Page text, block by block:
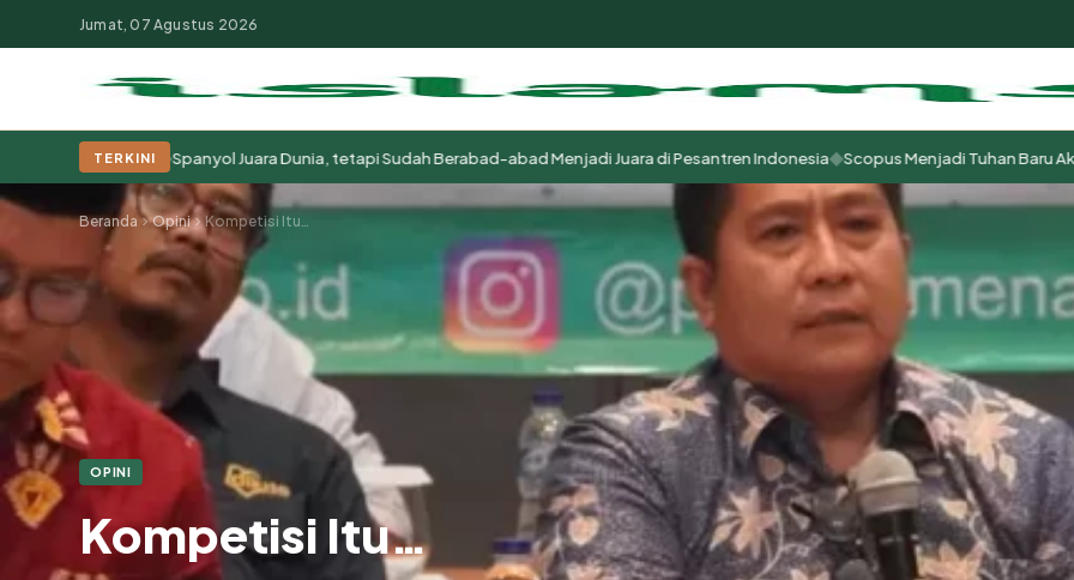
Populer:Moderasi Beragama Khutbah JumatPesantrenTokoh Islam
Jumat, 07 Agustus 2026
TERKINI
◆Spanyol Juara Dunia, tetapi Sudah Berabad-abad Menjadi Juara di Pesantren Indonesia◆Scopus Menjadi Tuhan Baru
Beranda Opini Kompetisi Itu…
OPINI
Kompetisi Itu…